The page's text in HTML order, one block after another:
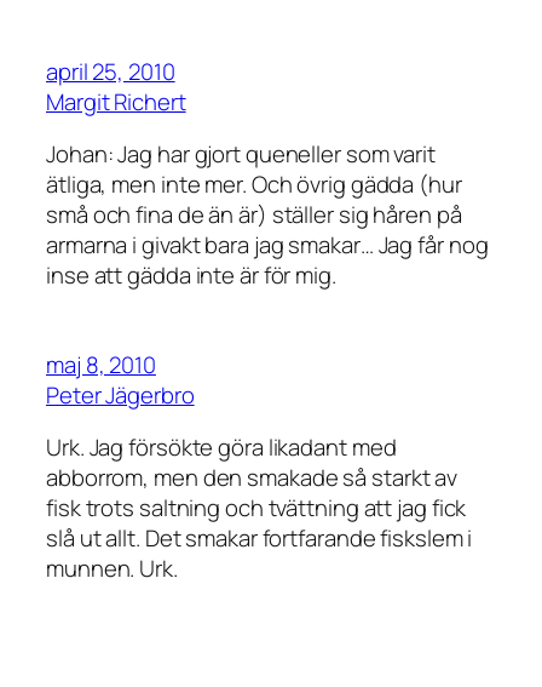
april 25, 2010
Margit Richert
Johan: Jag har gjort queneller som varit
ätliga, men inte mer. Och övrig gädda (hur
små och fina de än är) ställer sig håren på
armarna i givakt bara jag smakar… Jag får nog
inse att gädda inte är för mig.
maj 8, 2010
Peter Jägerbro
Urk. Jag försökte göra likadant med
abborrom, men den smakade så starkt av
fisk trots saltning och tvättning att jag fick
slå ut allt. Det smakar fortfarande fiskslem i
munnen. Urk.